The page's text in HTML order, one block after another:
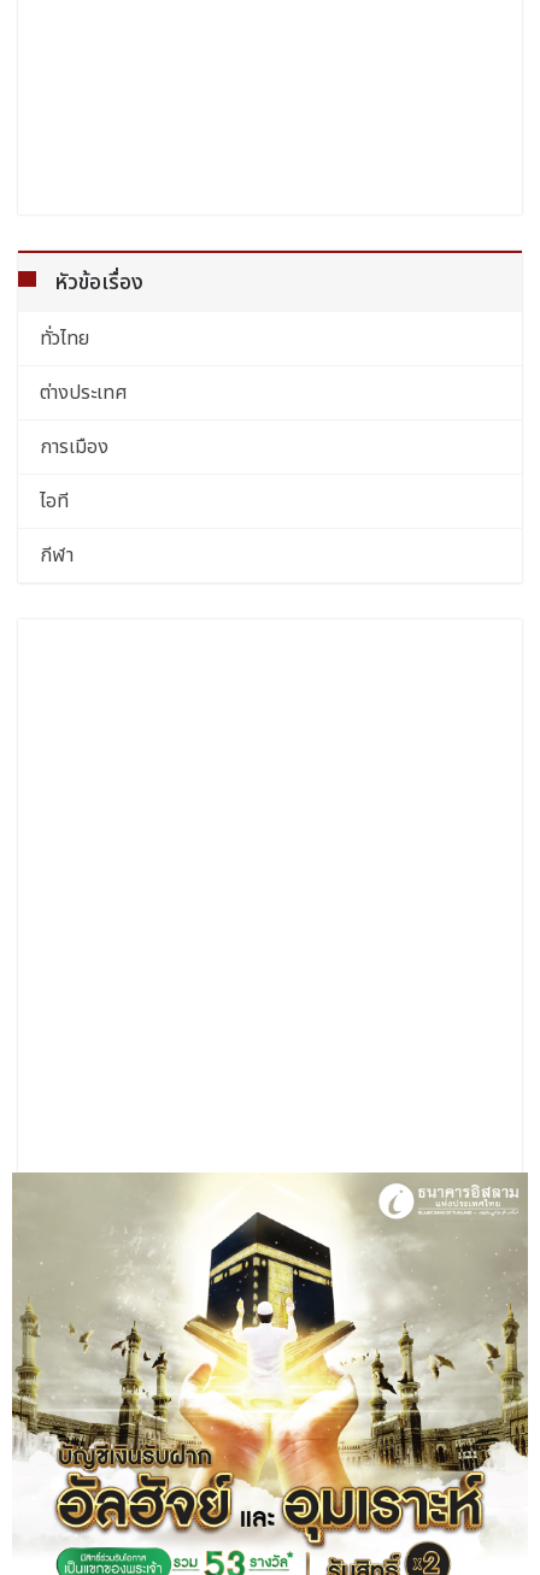
หัวข้อเรื่อง
ทั่วไทย
ต่างประเทศ
การเมือง
ไอที
กีฬา